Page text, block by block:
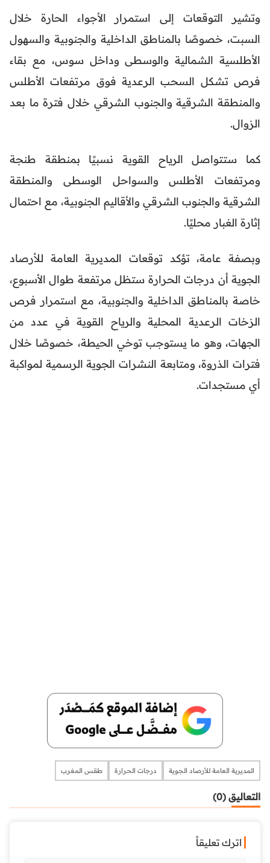
وتشير التوقعات إلى استمرار الأجواء الحارة خلال
السبت، خصوصًا بالمناطق الداخلية والجنوبية والسهول
الأطلسية الشمالية والوسطى وداخل سوس، مع بقاء
فرص تشكل السحب الرعدية فوق مرتفعات الأطلس
والمنطقة الشرقية والجنوب الشرقي خلال فترة ما بعد
الزوال.
كما ستتواصل الرياح القوية نسبيًا بمنطقة طنجة
ومرتفعات الأطلس والسواحل الوسطى والمنطقة
الشرقية والجنوب الشرقي والأقاليم الجنوبية، مع احتمال
إثارة الغبار محليًا.
وبصفة عامة، تؤكد توقعات المديرية العامة للأرصاد
الجوية أن درجات الحرارة ستظل مرتفعة طوال الأسبوع،
خاصة بالمناطق الداخلية والجنوبية، مع استمرار فرص
الزخات الرعدية المحلية والرياح القوية في عدد من
الجهات، وهو ما يستوجب توخي الحيطة، خصوصًا خلال
فترات الذروة، ومتابعة النشرات الجوية الرسمية لمواكبة
أي مستجدات.
المديرية العامة للأرصاد الجوية درجات الحرارة طقس المغرب
التعاليق (0)
اترك تعليقاً